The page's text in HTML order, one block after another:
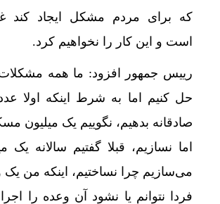
که برای مردم مشکل ایجاد کند
است و این کار را نخواهیم کرد.
رییس جمهور افزود: ما همه مشکلات
حل کنیم اما به شرط اینکه اولا
صادقانه بدهیم، نگوییم یک میلیون
اما نسازیم، قبلا گفتیم سالانه
می‌سازیم چرا نساختیم، اینکه من
فردا نتوانم یا نشود آن وعده را